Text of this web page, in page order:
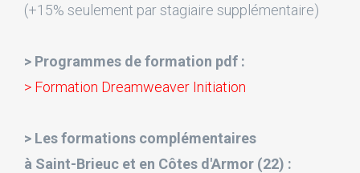
(+15% seulement par stagiaire supplémentaire)
> Programmes de formation pdf :
> Formation Dreamweaver Initiation
> Les formations complémentaires
à Saint-Brieuc et en Côtes d'Armor (22) :